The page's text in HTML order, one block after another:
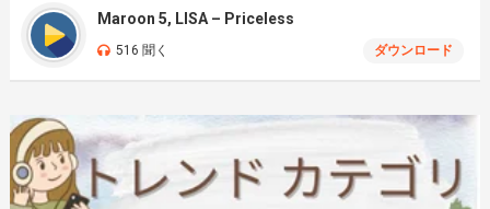
Maroon 5, LISA – Priceless
516 聞く ダウンロード